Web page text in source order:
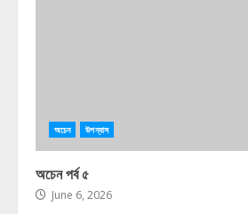
অচেন উপন্যাস
অচেন পর্ব ৫
June 6, 2026